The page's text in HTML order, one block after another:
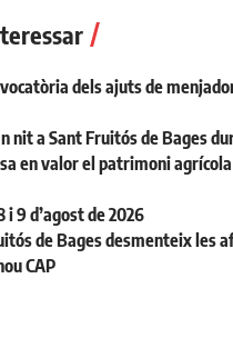
dels ajuts de
nit a Sant Fruitós de Bages
en valor el patrimoni
i 9 d’agost de 2026
de Bages desmenteix les
CAP